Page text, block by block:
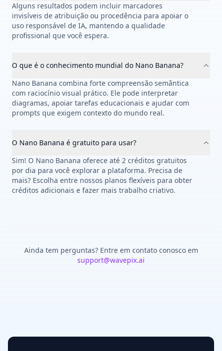
Alguns resultados podem incluir marcadores
invisíveis de atribuição ou procedência para apoiar o
uso responsável de IA, mantendo a qualidade
profissional que você espera.
O que é o conhecimento mundial do Nano Banana?
Nano Banana combina forte compreensão semântica
com raciocínio visual prático. Ele pode interpretar
diagramas, apoiar tarefas educacionais e ajudar com
prompts que exigem contexto do mundo real.
O Nano Banana é gratuito para usar?
Sim! O Nano Banana oferece até 2 créditos gratuitos
por dia para você explorar a plataforma. Precisa de
mais? Escolha entre nossos planos flexíveis para obter
créditos adicionais e fazer mais trabalho criativo.
Ainda tem perguntas? Entre em contato conosco em
support@wavepix.ai